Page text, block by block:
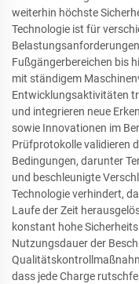
weiterhin höchste
Technologie ist für
Fußgängerbereichen bis
mit ständigem
Entwicklungsaktivitäten
und integrieren neue
sowie Innovationen im
Prüfprotokolle validieren
Bedingungen, darunter
und beschleunigte
Technologie verhindert,
Laufe der Zeit
konstant hohe
Nutzungsdauer der
dass jede Charge